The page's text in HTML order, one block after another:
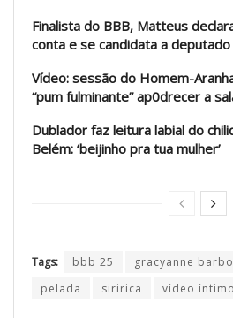
Finalista do BBB, Matteus
conta e se candidata a deputado
Vídeo: sessão do Homem-
“pum fulminante” ap0drecer a
Dublador faz leitura labial do
Belém: ‘beijinho pra tua mulher’
Tags: bbb 25 gracyanne
pelada
siririca vídeo íntimo